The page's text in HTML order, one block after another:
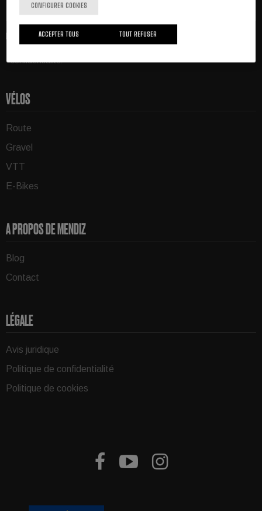
J'ai lu et j'acceptel'avis juridiqueet lapolitique de
confidentialité.*
VÉLOS
Route
Gravel
VTT
E-Bikes
A PROPOS DE MENDIZ
Blog
Contact
LÉGALE
Avis juridique
Politique de confidentialité
Politique de cookies
  
CONFIGURER COOKIES
TOUT REFUSER
ACCEPTER TOUS